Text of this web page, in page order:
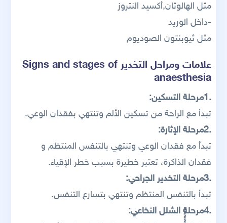
مثل الهالوثان,أكسيد النتروز
-داخل الوريد
مثل ثيوبنتون الصوديوم
علامات ومراحل التخدير Signs and stages of
anaesthesia
.1مرحلة التسكين:
تبدأ مع الراحة من تسكين الألم وتنتهي بفقدان الوعي.
.2مرحلة الإثارة:
تبدأ مع فقدان الوعي وتنتهي بالتنفس المنتظم و
فقدان الذاكرة، تعتبر خطيرة بسبب خطر الإقياء.
.3مرحلة التخدير الجراحي:
تبدأ بالتنفس المنتظم وتنتهي بتسارع التنفس.
.4مرحلة الشلل النخاعي: